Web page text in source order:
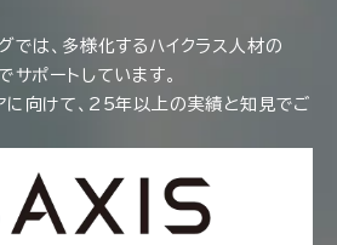
では、多様化するハイクラス人材の
サポートしています。
に向けて、25年以上の実績と知見でご